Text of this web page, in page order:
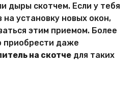
дыры скотчем. Если у тебя
на установку новых окон,
этим приемом. Более
приобрести даже
на скотче для таких